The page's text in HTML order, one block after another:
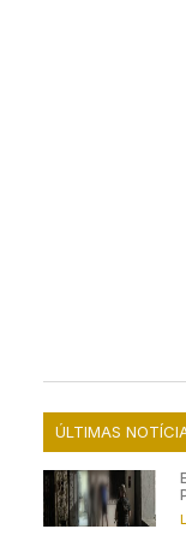
ÚLTIMAS